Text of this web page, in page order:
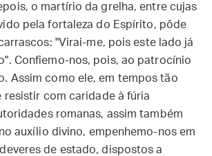
o martírio da grelha, entre cujas
pela fortaleza do Espírito, pôde
"Virai-me, pois este lado já
Confiemo-nos, pois, ao patrocínio
Assim como ele, em tempos tão
resistir com caridade à fúria
romanas, assim também
auxílio divino, empenhemo-nos em
de estado, dispostos a